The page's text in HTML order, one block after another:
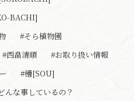
BACHI]
#そら植物園
#西畠清順
#お取り扱い情報
#槽[SOU]
んな事しているの？